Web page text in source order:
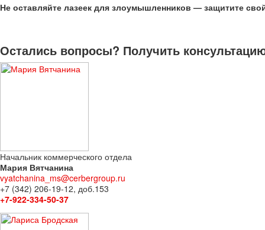
Не оставляйте лазеек для злоумышленников — защитите
Остались вопросы? Получить
Начальник коммерческого отдела
Мария Вятчанина
vyatchanina_ms@cerbergroup.ru
+7 (342) 206-19-12, доб.153
+7-922-334-50-37